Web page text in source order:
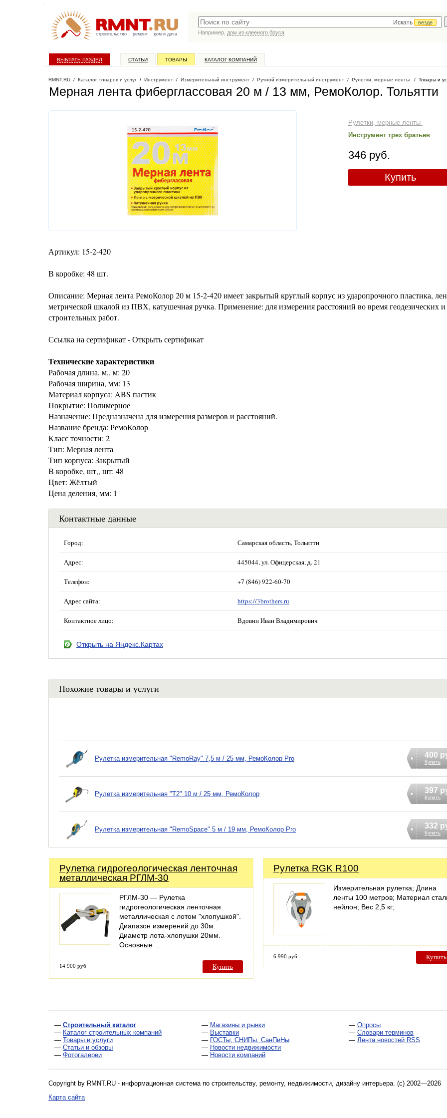
строительство ремонт дом и дача
Искать
везде
Например, дом из клееного бруса
ВЫБРАТЬ РАЗДЕЛ СТАТЬИ ТОВАРЫ КАТАЛОГ КОМПАНИЙ
RMNT.RU / Каталог товаров и услуг / Инструмент / Измерительный инструмент / Ручной измерительный инструмент / Рулетки, мерные ленты / Товары и
Мерная лента фиберглассовая 20 м / 13 мм, РемоКолор. Тольятти
Рулетки, мерные ленты
Инструмент трех братьев
346 руб.
Купить
Артикул: 15-2-420
В коробке: 48 шт.
Описание: Мерная лента РемоКолор 20 м 15-2-420 имеет закрытый круглый корпус из ударопрочного пластика,
метрической шкалой из ПВХ, катушечная ручка. Применение: для измерения расстояний во время геодезических и
строительных работ.
Ссылка на сертификат - Открыть сертификат
Технические характеристики
Рабочая длина, м,, м: 20
Рабочая ширина, мм: 13
Материал корпуса: ABS пастик
Покрытие: Полимерное
Назначение: Предназначена для измерения размеров и расстояний.
Название бренда: РемоКолор
Класс точности: 2
Тип: Мерная лента
Тип корпуса: Закрытый
В коробке, шт,, шт: 48
Цвет: Жёлтый
Цена деления, мм: 1
Контактные данные
Город: Самарская область, Тольятти
Адрес: 445044, ул. Офицерская, д. 21
Телефон: +7 (846) 922-60-70
Адрес сайта: https://3brothers.ru
Контактное лицо: Вдовин Иван Владимирович
Открыть на Яндекс.Картах
Похожие товары и услуги
Рулетка измерительная "RemoRay" 7,5 м / 25 мм, РемоКолор Pro 400
Купить
Рулетка измерительная "T2" 10 м / 25 мм, РемоКолор 397
Купить
Рулетка измерительная "RemoSpace" 5 м / 19 мм, РемоКолор Pro 332
Купить
Рулетка гидрогеологическая ленточная
металлическая РГЛМ-30
РГЛМ-30 — Рулетка
гидрогеологическая ленточная
металлическая с лотом "хлопушкой".
Диапазон измерений до 30м.
Диаметр лота-хлопушки 20мм.
Основные…
14 900 руб Купить
Рулетка RGK R100
Измерительная рулетка; Длина
ленты 100 метров; Материал
нейлон; Вес 2,5 кг;
6 990 руб Купить
— Строительный каталог
— Каталог строительных компаний
— Товары и услуги
— Статьи и обзоры
— Фотогалереи
— Магазины и рынки
— Выставки
— ГОСТы, СНИПы, СанПиНы
— Новости недвижимости
— Новости компаний
— Опросы
— Словари терминов
— Лента новостей RSS
Copyright by RMNT.RU - информационная система по строительству, ремонту, недвижимости, дизайну интерьера. (c) 2002—2026
Карта сайта